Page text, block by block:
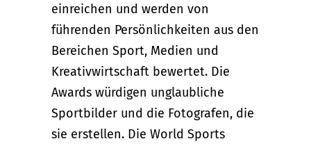
einreichen und werden von
führenden Persönlichkeiten aus den
Bereichen Sport, Medien und
Kreativwirtschaft bewertet. Die
Awards würdigen unglaubliche
Sportbilder und die Fotografen, die
sie erstellen. Die World Sports